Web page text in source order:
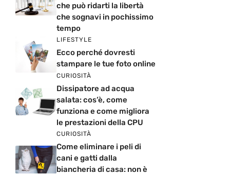
che può ridarti la libertà
che sognavi in pochissimo
tempo
LIFESTYLE
Ecco perché dovresti
stampare le tue foto online
CURIOSITÀ
Dissipatore ad acqua
salata: cos’è, come
funziona e come migliora
le prestazioni della CPU
CURIOSITÀ
Come eliminare i peli di
cani e gatti dalla
biancheria di casa: non è